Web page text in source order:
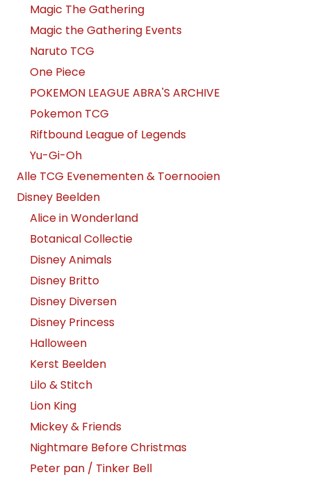
Magic The Gathering
Magic the Gathering Events
Naruto TCG
One Piece
POKEMON LEAGUE ABRA'S ARCHIVE
Pokemon TCG
Riftbound League of Legends
Yu-Gi-Oh
Alle TCG Evenementen & Toernooien
Disney Beelden
Alice in Wonderland
Botanical Collectie
Disney Animals
Disney Britto
Disney Diversen
Disney Princess
Halloween
Kerst Beelden
Lilo & Stitch
Lion King
Mickey & Friends
Nightmare Before Christmas
Peter pan / Tinker Bell